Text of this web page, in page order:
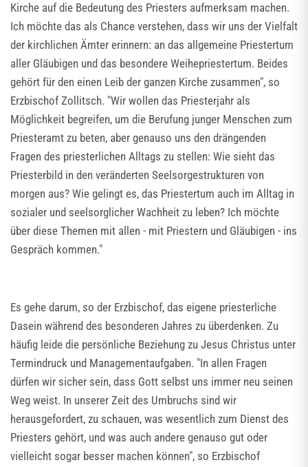
Kirche auf die Bedeutung des Priesters aufmerksam machen.
Ich möchte das als Chance verstehen, dass wir uns der Vielfalt
der kirchlichen Ämter erinnern: an das allgemeine Priestertum
aller Gläubigen und das besondere Weihepriestertum. Beides
gehört für den einen Leib der ganzen Kirche zusammen", so
Erzbischof Zollitsch. "Wir wollen das Priesterjahr als
Möglichkeit begreifen, um die Berufung junger Menschen zum
Priesteramt zu beten, aber genauso uns den drängenden
Fragen des priesterlichen Alltags zu stellen: Wie sieht das
Priesterbild in den veränderten Seelsorgestrukturen von
morgen aus? Wie gelingt es, das Priestertum auch im Alltag in
sozialer und seelsorglicher Wachheit zu leben? Ich möchte
über diese Themen mit allen - mit Priestern und Gläubigen - ins
Gespräch kommen."
Es gehe darum, so der Erzbischof, das eigene priesterliche
Dasein während des besonderen Jahres zu überdenken. Zu
häufig leide die persönliche Beziehung zu Jesus Christus unter
Termindruck und Managementaufgaben. "In allen Fragen
dürfen wir sicher sein, dass Gott selbst uns immer neu seinen
Weg weist. In unserer Zeit des Umbruchs sind wir
herausgefordert, zu schauen, was wesentlich zum Dienst des
Priesters gehört, und was auch andere genauso gut oder
vielleicht sogar besser machen können", so Erzbischof